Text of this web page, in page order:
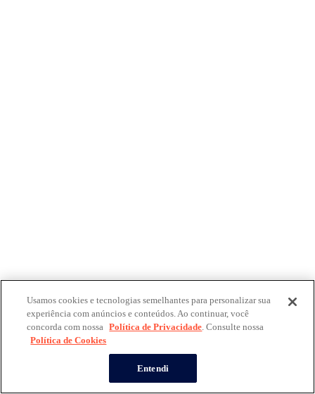
Usamos cookies e tecnologias semelhantes para personalizar sua
experiência com anúncios e conteúdos. Ao continuar, você
concorda com nossa Política de Privacidade. Consulte nossa
Política de Cookies
Entendi